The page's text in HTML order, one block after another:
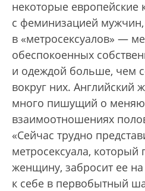
некоторые европейские
с феминизацией
в «метросексуалов» —
обеспокоенных
и одеждой больше, чем
вокруг них. Английский
много пишущий о
взаимоотношениях
«Сейчас трудно
метросексуала, который
женщину, забросит ее
к себе в первобытный